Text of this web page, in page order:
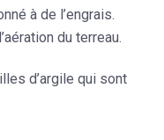
à de l’engrais.
du terreau.
d’argile qui sont